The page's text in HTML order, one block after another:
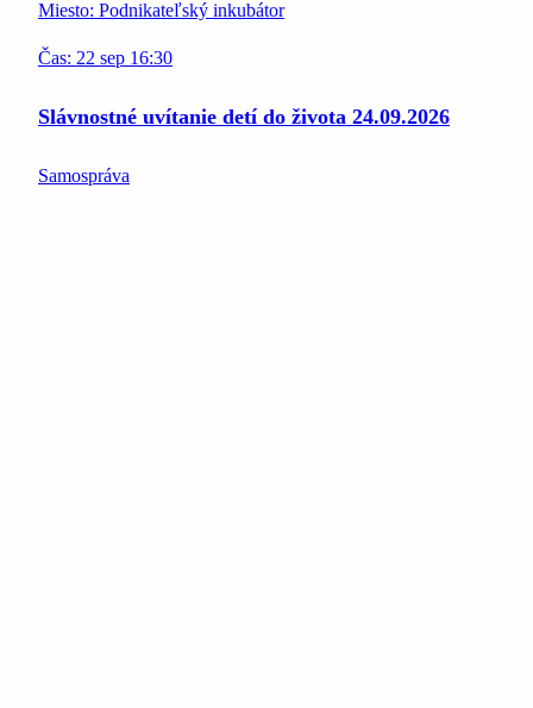
Miesto: Podnikateľský inkubátor
Čas: 22 sep 16:30
Slávnostné uvítanie detí do života 24.09.2026
Samospráva